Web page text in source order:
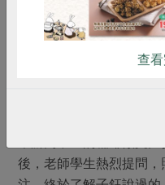
雨林咖啡的社區回饋大
學金，讓學生進行印尼
他們視角下的咖啡。包
物、農經、森林及人類
啡產區白象大學獎學金
後，老師學生熱烈提問
查看